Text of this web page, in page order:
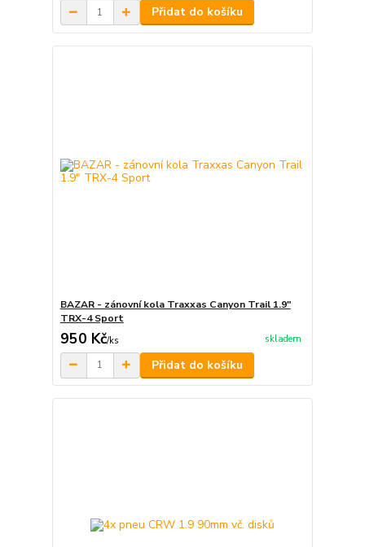
Přidat do košíku
BAZAR - zánovní kola Traxxas Canyon Trail 1.9"
TRX-4 Sport
950 Kč/ks skladem
Přidat do košíku